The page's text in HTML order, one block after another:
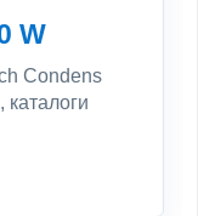
W
Condens
каталоги